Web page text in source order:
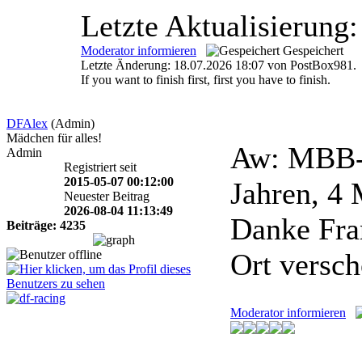
Letzte
Moderator informieren
Gespeichert
Letzte Änderung: 18.07.2026 18:07 von PostBox981.
If you want to finish first, first you have to finish.
DFAlex (Admin)
Mädchen für alles!
Admin
Registriert seit
2015-05-07 00:12:00
Neuester Beitrag
2026-08-04 11:13:49
Beiträge: 4235
Aw:
Jahren, 4
Danke
Ort
Moderator informieren